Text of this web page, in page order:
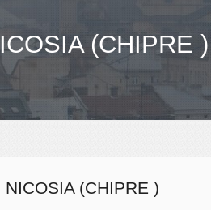
(CHIPRE )
NICOSIA (CHIPRE )